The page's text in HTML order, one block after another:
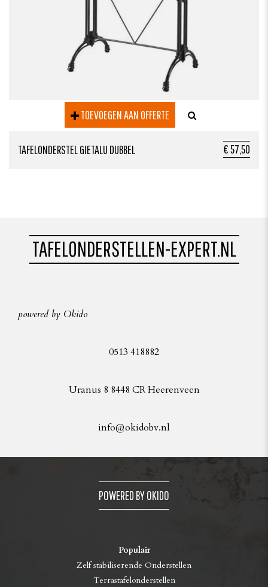
TOEVOEGEN AAN OFFERTE
€ 57,50
TAFELONDERSTEL GIETALU DUBBEL
TAFELONDERSTELLEN-EXPERT.NL
powered by Okido
0513 418882
Uranus 8 8448 CR Heerenveen
info@okidobv.nl
POWERED BY OKIDO
Populair
Zelf stabiliserende Onderstellen
Terrastafelonderstellen